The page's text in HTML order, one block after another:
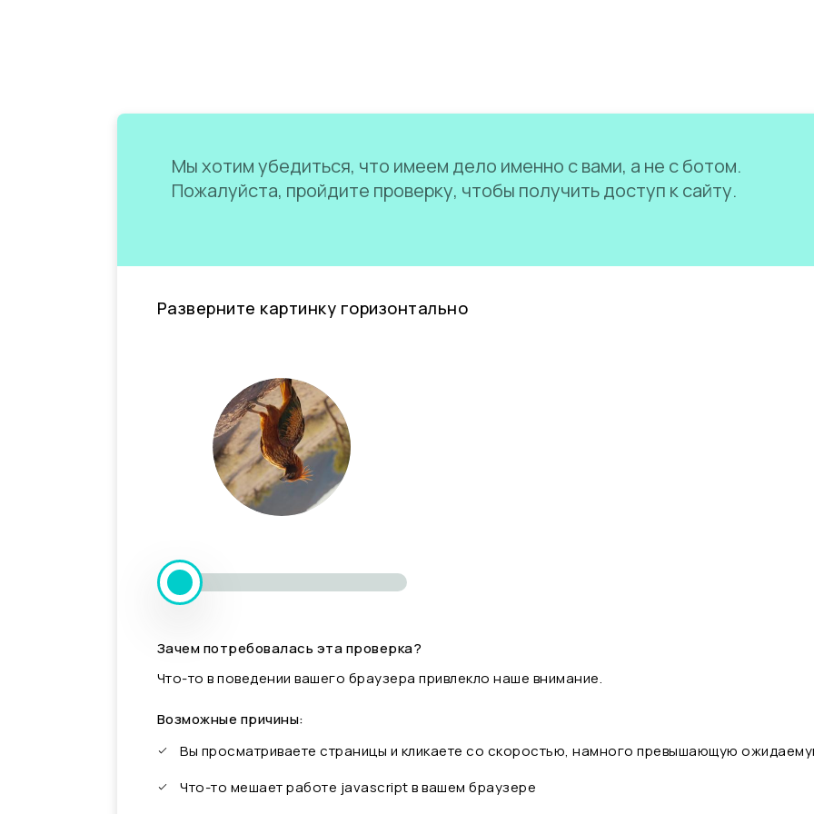
Мы хотим убедиться, что имеем дело именно с вами, а не с ботом.
Пожалуйста, пройдите проверку, чтобы получить доступ к сайту.
Разверните картинку горизонтально
Зачем потребовалась эта проверка?
Что-то в поведении вашего браузера привлекло наше внимание.
Возможные причины:
Вы просматриваете страницы и кликаете со скоростью, намного превышающую
Что-то мешает работе javascript в вашем браузере